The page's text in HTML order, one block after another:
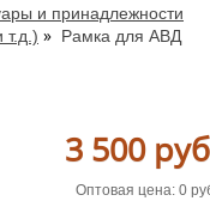
и принадлежности
» Рамка для АВД
3 500
Оптовая цена: 0